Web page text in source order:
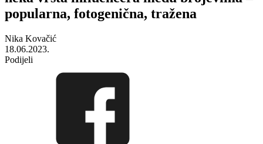
popularna, fotogenična, tražena
Nika Kovačić
18.06.2023.
Podijeli